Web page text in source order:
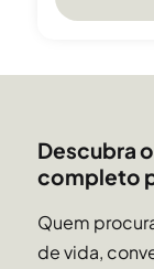
Descubra
completo
Quem
de vida,